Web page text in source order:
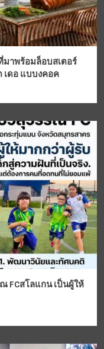
าพร้อมล็อบสเตอร์
เดอ แบบงคอค
FCสโลแกน เป็นผู้ให้